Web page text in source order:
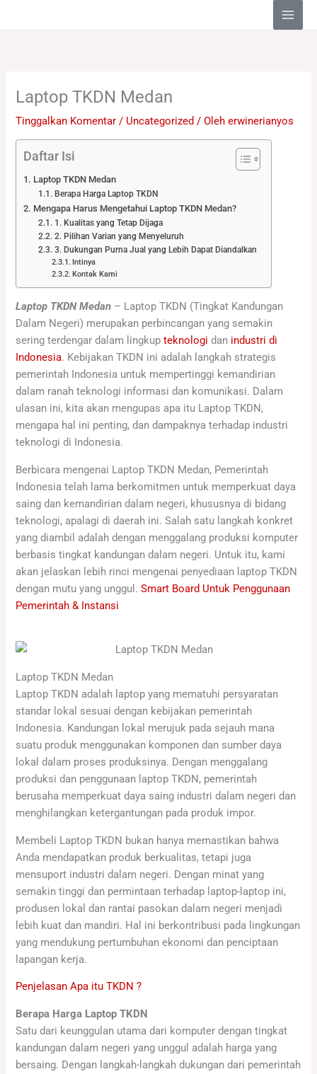
Laptop TKDN Medan
Tinggalkan Komentar / Uncategorized / Oleherwinerianyos
Daftar Isi
Laptop TKDN Medan
Berapa Harga Laptop TKDN
Mengapa Harus Mengetahui Laptop TKDN Medan?
1. Kualitas yang Tetap Dijaga
2. Pilihan Varian yang Menyeluruh
3. Dukungan Purna Jual yang Lebih Dapat Diandalkan
Intinya
Kontak Kami
Laptop TKDN Medan – Laptop TKDN (Tingkat Kandungan
Dalam Negeri) merupakan perbincangan yang semakin
sering terdengar dalam lingkupteknologi dan industri di
Indonesia. Kebijakan TKDN ini adalah langkah strategis
pemerintah Indonesia untuk mempertinggi kemandirian
dalam ranah teknologi informasi dan komunikasi. Dalam
ulasan ini, kita akan mengupas apa itu Laptop TKDN,
mengapa hal ini penting, dan dampaknya terhadap industri
teknologi di Indonesia.
Berbicara mengenai Laptop TKDN Medan, Pemerintah
Indonesia telah lama berkomitmen untuk memperkuat daya
saing dan kemandirian dalam negeri, khususnya di bidang
teknologi, apalagi di daerah ini. Salah satu langkah konkret
yang diambil adalah dengan menggalang produksi komputer
berbasis tingkat kandungan dalam negeri. Untuk itu, kami
akan jelaskan lebih rinci mengenai penyediaan laptop TKDN
dengan mutu yang unggul.Smart Board Untuk Penggunaan
Pemerintah & Instansi
Laptop TKDN Medan
Laptop TKDN adalah laptop yang mematuhi persyaratan
standar lokal sesuai dengan kebijakan pemerintah
Indonesia. Kandungan lokal merujuk pada sejauh mana
suatu produk menggunakan komponen dan sumber daya
lokal dalam proses produksinya. Dengan menggalang
produksi dan penggunaan laptop TKDN, pemerintah
berusaha memperkuat daya saing industri dalam negeri dan
menghilangkan ketergantungan pada produk impor.
Membeli Laptop TKDN bukan hanya memastikan bahwa
Anda mendapatkan produk berkualitas, tetapi juga
mensuport industri dalam negeri. Dengan minat yang
semakin tinggi dan permintaan terhadap laptop-laptop ini,
produsen lokal dan rantai pasokan dalam negeri menjadi
lebih kuat dan mandiri. Hal ini berkontribusi pada lingkungan
yang mendukung pertumbuhan ekonomi dan penciptaan
lapangan kerja.
Penjelasan Apa itu TKDN ?
Berapa Harga Laptop TKDN
Satu dari keunggulan utama dari komputer dengan tingkat
kandungan dalam negeri yang unggul adalah harga yang
bersaing. Dengan langkah-langkah dukungan dari pemerintah